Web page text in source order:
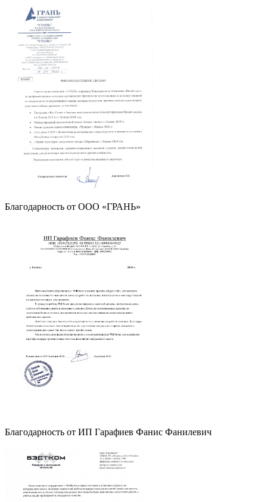
Благодарность от OOO «ГРАНЬ»
Благодарность от ИП Гарафиев Фанис Фанилевич